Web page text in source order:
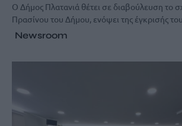
Ο Δήμος Πλατανιά θέτει σε διαβούλευση το
Πρασίνου του Δήμου, ενόψει της έγκρισής
Newsroom